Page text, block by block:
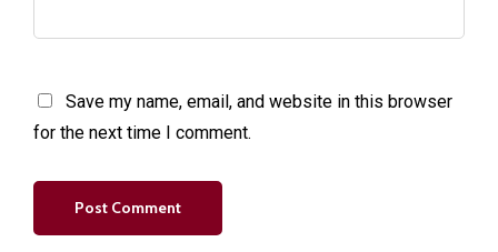
Save my name, email, and website in this browser
for the next time I comment.